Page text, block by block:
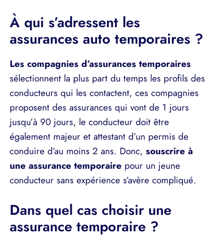
À qui s’adressent les
assurances auto temporaires ?
Les compagnies d’assurances temporaires
sélectionnent la plus part du temps les profils des
conducteurs qui les contactent, ces compagnies
proposent des assurances qui vont de 1 jours
jusqu’à 90 jours, le conducteur doit être
également majeur et attestant d’un permis de
conduire d’au moins 2 ans. Donc, souscrire à
une assurance temporaire pour un jeune
conducteur sans expérience s’avère compliqué.
Dans quel cas choisir une
assurance temporaire ?